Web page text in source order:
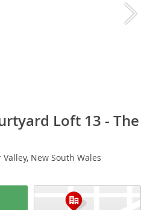
Loft 13 - The
New South Wales